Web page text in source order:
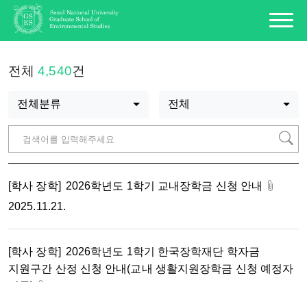
전체 4,540건
전체분류 전체
[학사 장학] 2026학년도 1학기 교내장학금 신청 안내
2025.11.21.
[학사 장학] 2026학년도 1학기 한국장학재단 학자금
지원구간 산정 신청 안내(교내 생활지원장학금 신청 예정자